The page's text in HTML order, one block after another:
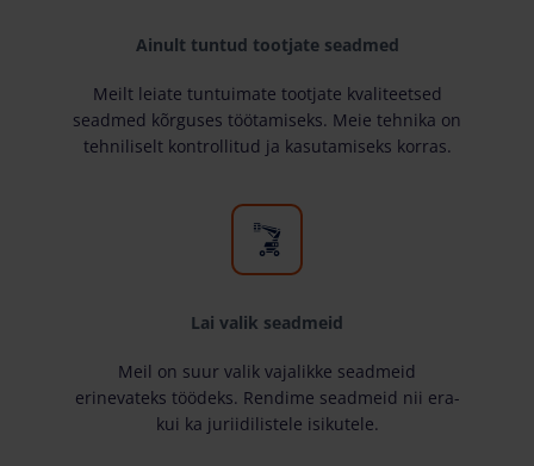
Ainult tuntud tootjate seadmed
Meilt leiate tuntuimate tootjate kvaliteetsed
seadmed kõrguses töötamiseks. Meie tehnika on
tehniliselt kontrollitud ja kasutamiseks korras.
Lai valik seadmeid
Meil on suur valik vajalikke seadmeid
erinevateks töödeks. Rendime seadmeid nii era-
kui ka juriidilistele isikutele.